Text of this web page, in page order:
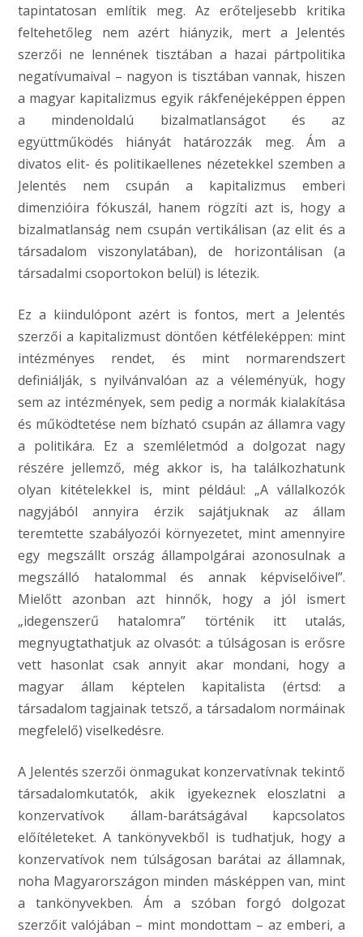
tapintatosan említik meg. Az erőteljesebb kritika
feltehetőleg nem azért hiányzik, mert a Jelentés
szerzői ne lennének tisztában a hazai pártpolitika
negatívumaival – nagyon is tisztában vannak, hiszen
a magyar kapitalizmus egyik rákfenéjeképpen éppen
a mindenoldalú bizalmatlanságot és az
együttműködés hiányát határozzák meg. Ám a
divatos elit- és politikaellenes nézetekkel szemben a
Jelentés nem csupán a kapitalizmus emberi
dimenzióira fókuszál, hanem rögzíti azt is, hogy a
bizalmatlanság nem csupán vertikálisan (az elit és a
társadalom viszonylatában), de horizontálisan (a
társadalmi csoportokon belül) is létezik.
Ez a kiindulópont azért is fontos, mert a Jelentés
szerzői a kapitalizmust döntően kétféleképpen: mint
intézményes rendet, és mint normarendszert
definiálják, s nyilvánvalóan az a véleményük, hogy
sem az intézmények, sem pedig a normák kialakítása
és működtetése nem bízható csupán az államra vagy
a politikára. Ez a szemléletmód a dolgozat nagy
részére jellemző, még akkor is, ha találkozhatunk
olyan kitételekkel is, mint például: „A vállalkozók
nagyjából annyira érzik sajátjuknak az állam
teremtette szabályozói környezetet, mint amennyire
egy megszállt ország állampolgárai azonosulnak a
megszálló hatalommal és annak képviselőivel”.
Mielőtt azonban azt hinnők, hogy a jól ismert
„idegenszerű hatalomra” történik itt utalás,
megnyugtathatjuk az olvasót: a túlságosan is erősre
vett hasonlat csak annyit akar mondani, hogy a
magyar állam képtelen kapitalista (értsd: a
társadalom tagjainak tetsző, a társadalom normáinak
megfelelő) viselkedésre.
A Jelentés szerzői önmagukat konzervatívnak tekintő
társadalomkutatók, akik igyekeznek eloszlatni a
konzervatívok állam-barátságával kapcsolatos
előítéleteket. A tankönyvekből is tudhatjuk, hogy a
konzervatívok nem túlságosan barátai az államnak,
noha Magyarországon minden másképpen van, mint
a tankönyvekben. Ám a szóban forgó dolgozat
szerzőit valójában – mint mondottam – az emberi, a